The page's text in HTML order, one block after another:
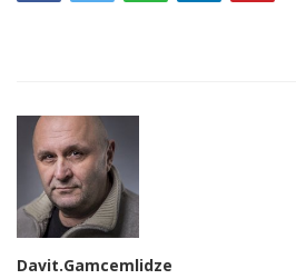
Davit.Gamcemlidze